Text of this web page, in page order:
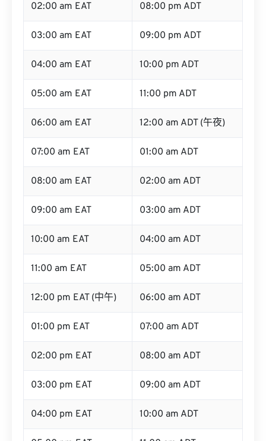
02:00 am EAT 08:00 pm ADT
03:00 am EAT 09:00 pm ADT
04:00 am EAT 10:00 pm ADT
05:00 am EAT 11:00 pm ADT
06:00 am EAT 12:00 am ADT (午夜)
07:00 am EAT 01:00 am ADT
08:00 am EAT 02:00 am ADT
09:00 am EAT 03:00 am ADT
10:00 am EAT 04:00 am ADT
11:00 am EAT 05:00 am ADT
12:00 pm EAT (中午) 06:00 am ADT
01:00 pm EAT 07:00 am ADT
02:00 pm EAT 08:00 am ADT
03:00 pm EAT 09:00 am ADT
04:00 pm EAT 10:00 am ADT